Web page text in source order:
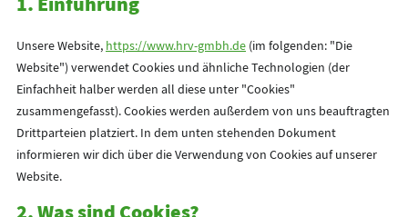
Unsere Website, https://www.hrv-gmbh.de (im folgenden: "Die
Website") verwendet Cookies und ähnliche Technologien (der
Einfachheit halber werden all diese unter "Cookies"
zusammengefasst). Cookies werden außerdem von uns beauftragten
Drittparteien platziert. In dem unten stehenden Dokument
informieren wir dich über die Verwendung von Cookies auf unserer
Website.